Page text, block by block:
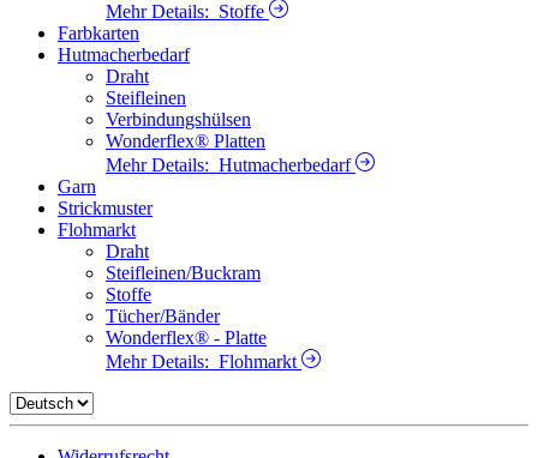
Mehr Details: Stoffe
Farbkarten
Hutmacherbedarf
Draht
Steifleinen
Verbindungshülsen
Wonderflex® Platten
Mehr Details: Hutmacherbedarf
Garn
Strickmuster
Flohmarkt
Draht
Steifleinen/Buckram
Stoffe
Tücher/Bänder
Wonderflex® - Platte
Mehr Details: Flohmarkt